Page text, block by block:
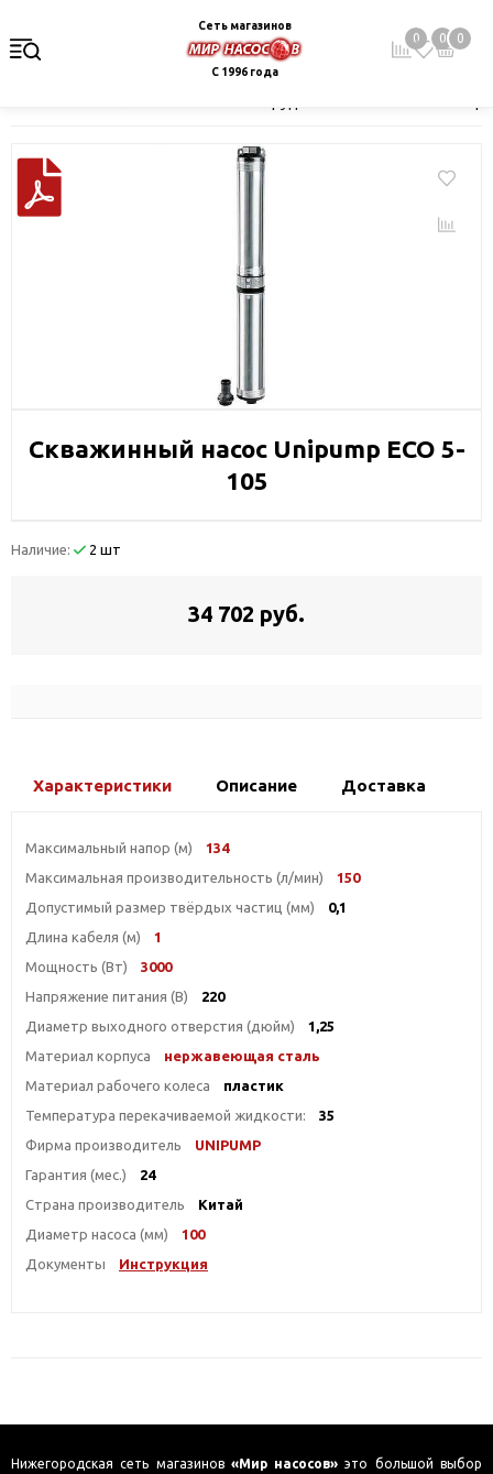
Сеть магазинов
С 1996 года
0 0 0
Скважинный насос Unipump ECO 5-
105
Наличие: 2 шт
34 702 руб.
Характеристики Описание Доставка
Максимальный напор (м)
134
Максимальная производительность (л/мин)
150
Допустимый размер твёрдых частиц (мм)
0,1
Длина кабеля (м)
1
Мощность (Вт)
3000
Напряжение питания (В)
220
Диаметр выходного отверстия (дюйм)
1,25
Материал корпуса
нержавеющая сталь
Материал рабочего колеса
пластик
Температура перекачиваемой жидкости:
35
Фирма производитель
UNIPUMP
Гарантия (мес.)
24
Страна производитель
Китай
Диаметр насоса (мм)
100
Документы
Инструкция
Нижегородская сеть магазинов «Мир насосов» это большой выбор